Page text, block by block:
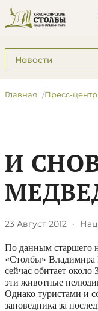
Подразделы:
Главная Пресс-центр
И
23 Август 2012 ·
По данным старшего
«Столбы» Владимира
сейчас обитает около
эти животные
Однако туристами и
заповедника за